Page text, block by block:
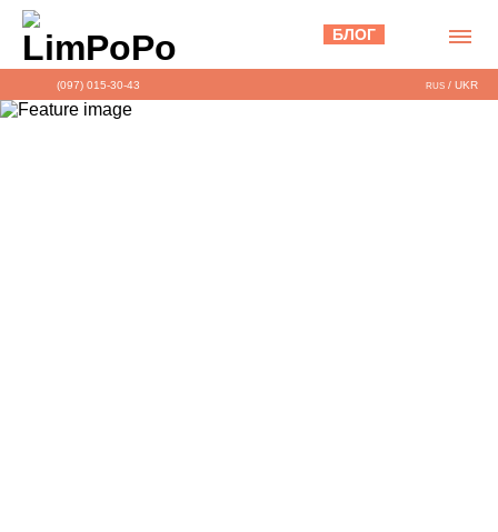
БЛОГ
(097) 015-30-43 RUS / UKR